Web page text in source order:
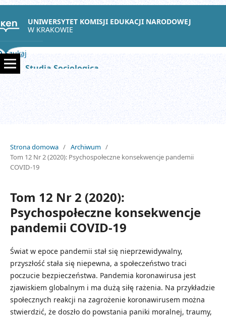
UNIWERSYTET KOMISJI EDUKACJI NARODOWEJ
W KRAKOWIE
Szukaj
Studia Sociologica
Strona domowa / Archiwum /
Tom 12 Nr 2 (2020): Psychospołeczne konsekwencje pandemii
COVID-19
Tom 12 Nr 2 (2020):
Psychospołeczne konsekwencje
pandemii COVID-19
Świat w epoce pandemii stał się nieprzewidywalny,
przyszłość stała się niepewna, a społeczeństwo traci
poczucie bezpieczeństwa. Pandemia koronawirusa jest
zjawiskiem globalnym i ma dużą siłę rażenia. Na przykładzie
społecznych reakcji na zagrożenie koronawirusem można
stwierdzić, że doszło do powstania paniki moralnej, traumy,